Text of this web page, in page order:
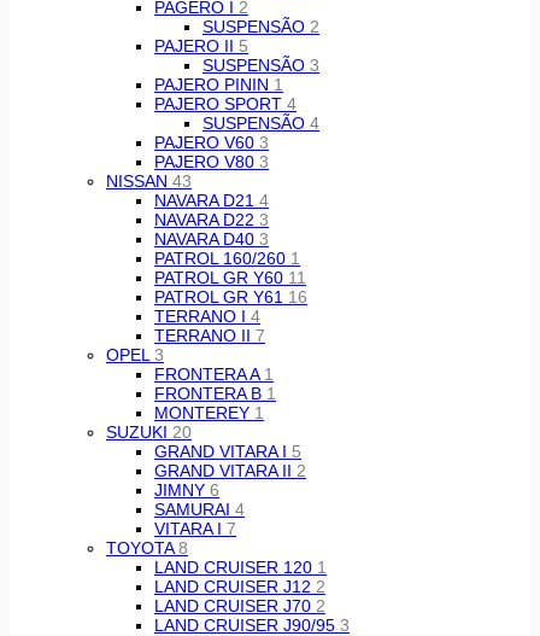
PAGERO I 2
SUSPENSÃO 2
PAJERO II 5
SUSPENSÃO 3
PAJERO PININ 1
PAJERO SPORT 4
SUSPENSÃO 4
PAJERO V60 3
PAJERO V80 3
NISSAN 43
NAVARA D21 4
NAVARA D22 3
NAVARA D40 3
PATROL 160/260 1
PATROL GR Y60 11
PATROL GR Y61 16
TERRANO I 4
TERRANO II 7
OPEL 3
FRONTERA A 1
FRONTERA B 1
MONTEREY 1
SUZUKI 20
GRAND VITARA I 5
GRAND VITARA II 2
JIMNY 6
SAMURAI 4
VITARA I 7
TOYOTA8
LAND CRUISER 120 1
LAND CRUISER J12 2
LAND CRUISER J70 2
LAND CRUISER J90/95 3